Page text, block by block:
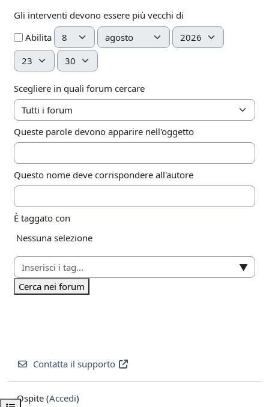
Gli interventi devono essere più vecchi di
Abilita Giorno Mese
Anno
Ora
Minuto
Scegliere in quali forum cercare
Queste parole devono apparire nell'oggetto
Questo nome deve corrispondere all'autore
È taggato con
Elementi selezionati:
Nessuna selezione
▼
Cerca nei forum
Contatta il supporto
Ospite (Accedi)